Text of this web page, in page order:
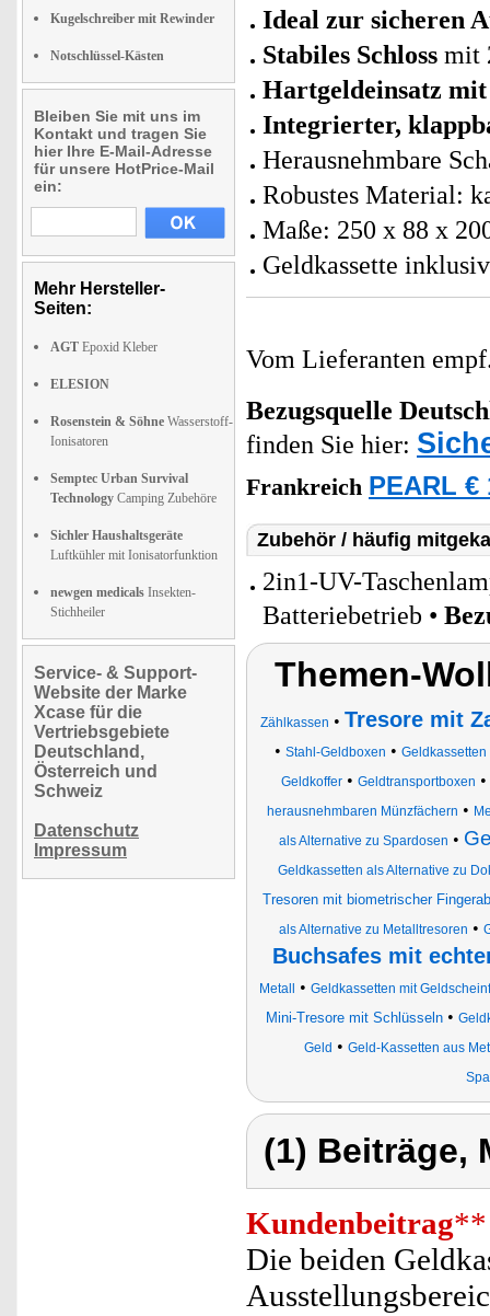
Kugelschreiber mit Rewinder
Notschlüssel-Kästen
Bleiben Sie mit uns im
Kontakt und tragen Sie
hier Ihre E-Mail-Adresse
für unsere HotPrice-Mail
ein:
Mehr Hersteller-
Seiten:
AGT Epoxid Kleber
ELESION
Rosenstein & Söhne Wasserstoff-
Ionisatoren
Semptec Urban Survival
Technology Camping Zubehöre
Sichler Haushaltsgeräte
Luftkühler mit Ionisatorfunktion
newgen medicals Insekten-
Stichheiler
Service- & Support-
Website der Marke
Xcase für die
Vertriebsgebiete
Deutschland,
Österreich und
Schweiz
Datenschutz
Impressum
Ideal zur sicheren
Stabiles Schloss mit
Hartgeldeinsatz
Integrierter,
Herausnehmbare
Robustes Material:
Maße: 250 x 88 x
Geldkassette
Vom Lieferanten
Bezugsquelle
finden Sie hier:
Frankreich PEARL €
Zubehör / häufig
2in1-UV-
Batteriebetrieb •
Themen-
Zählkassen • Tresore mit
• Stahl-Geldboxen •
Geldkoffer • Geldtransportboxen •
herausnehmbaren Münzfächern •
als Alternative zu Spardosen •
Geldkassetten als Alternative zu
Tresoren mit biometrischer
als Alternative zu Metalltresoren •
Buchsafes mit
Metall • Geldkassetten mit
Mini-Tresore mit Schlüsseln•
Geld • Geld-Kassetten aus
(1) Beiträge,
Kundenbeitrag**
Die beiden